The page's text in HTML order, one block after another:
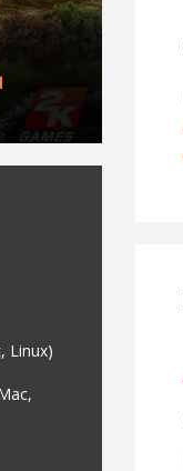
Linux)